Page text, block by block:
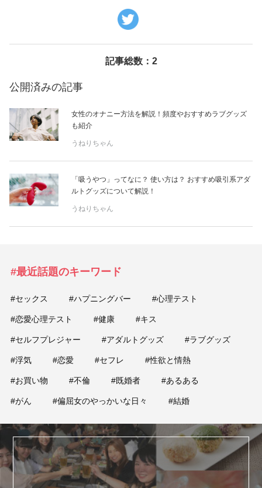
妊娠/出産/家族
グルメ
カルチャー/エンタメ
性と愛
記事総数：2
公開済みの記事
女性のオナニー方法を解説！頻度やおすすめラブグッズ
も紹介
うねりちゃん
「吸うやつ」ってなに？ 使い方は？ おすすめ吸引系アダ
ルトグッズについて解説！
うねりちゃん
#最近話題のキーワード
#セックス #ハプニングバー #心理テスト
#恋愛心理テスト #健康 #キス
#セルフプレジャー #アダルトグッズ #ラブグッズ
#浮気 #恋愛 #セフレ #性欲と情熱
#お買い物 #不倫 #既婚者 #あるある
#がん #偏屈女のやっかいな日々 #結婚